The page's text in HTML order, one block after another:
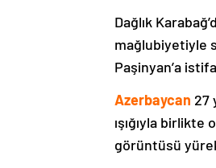
Dağlık
mağlubiyetiyle
Paşinyan’a
Azerbaycan 27
ışığıyla
görüntüsü